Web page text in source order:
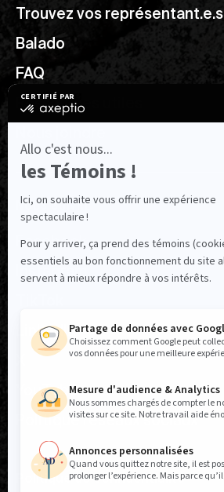
Trouvez vos représentant.e.s
Balado
FAQ
Ressources utiles
NOUS SUIVRE
Facebook
Instagram
LinkedIn
YouTube
Politique réseaux sociaux
Politique de confidentialité